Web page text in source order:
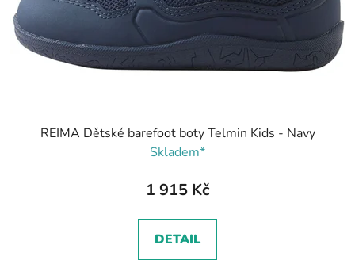
REIMA Dětské barefoot boty Telmin Kids - Navy
Skladem*
1 915 Kč
DETAIL